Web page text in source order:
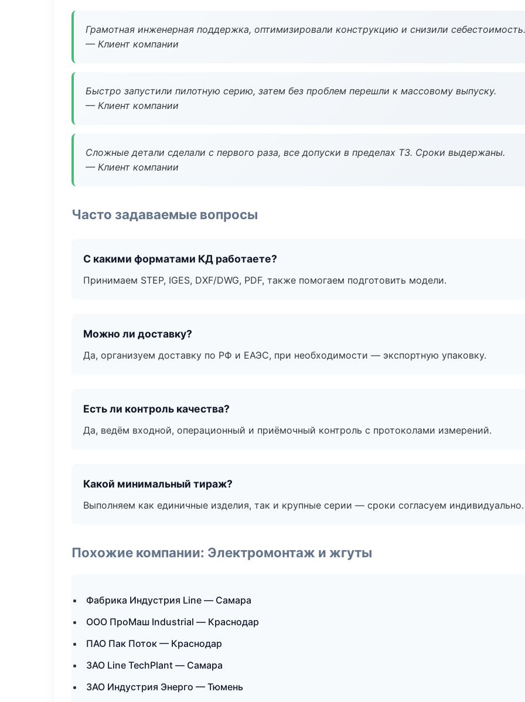
Грамотная инженерная поддержка, оптимизировали конструкцию и снизили себестоимость.
— Клиент компании
Быстро запустили пилотную серию, затем без проблем перешли к массовому выпуску.
— Клиент компании
Сложные детали сделали с первого раза, все допуски в пределах ТЗ. Сроки выдержаны.
— Клиент компании
Часто задаваемые вопросы
С какими форматами КД работаете?
Принимаем STEP, IGES, DXF/DWG, PDF, также помогаем подготовить модели.
Можно ли доставку?
Да, организуем доставку по РФ и ЕАЭС, при необходимости — экспортную упаковку.
Есть ли контроль качества?
Да, ведём входной, операционный и приёмочный контроль с протоколами измерений.
Какой минимальный тираж?
Выполняем как единичные изделия, так и крупные серии — сроки согласуем индивидуально.
Похожие компании: Электромонтаж и жгуты
Фабрика Индустрия Line — Самара
ООО ПроМаш Industrial — Краснодар
ПАО Пак Поток — Краснодар
ЗАО Line TechPlant — Самара
ЗАО Индустрия Энерго — Тюмень